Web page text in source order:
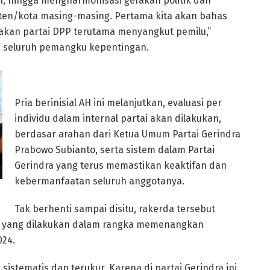
kota masing-masing. Pertama kita akan bahas
partai DPP terutama menyangkut pemilu,”
pemangku kepentingan.
Pria berinisial AH ini melanjutkan, evaluasi per
individu dalam internal partai akan dilakukan,
berdasar arahan dari Ketua Umum Partai Gerindra
Prabowo Subianto, serta sistem dalam Partai
Gerindra yang terus memastikan keaktifan dan
kebermanfaatan seluruh anggotanya.
Tak berhenti sampai disitu, rakerda tersebut
dilakukan dalam rangka memenangkan